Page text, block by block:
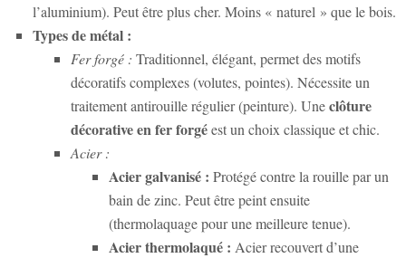
l’aluminium). Peut être plus cher. Moins « naturel » que le bois.
Types de métal :
Fer forgé : Traditionnel, élégant, permet des motifs
décoratifs complexes (volutes, pointes). Nécessite un
traitement antirouille régulier (peinture). Uneclôture
décorative en fer forgéest un choix classique et chic.
Acier :
Acier galvanisé : Protégé contre la rouille par un
bain de zinc. Peut être peint ensuite
(thermolaquage pour une meilleure tenue).
Acier thermolaqué : Acier recouvert d’une